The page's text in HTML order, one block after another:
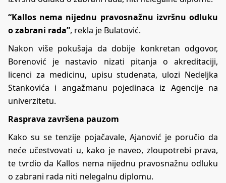
“Kallos nema nijednu pravosnažnu izvršnu odluku
o zabrani rada”, rekla je Bulatović.
Nakon više pokušaja da dobije konkretan odgovor,
Borenović je nastavio nizati pitanja o akreditaciji,
licenci za medicinu, upisu studenata, ulozi Nedeljka
Stankovića i angažmanu pojedinaca iz Agencije na
univerzitetu.
Rasprava završena pauzom
Kako su se tenzije pojačavale, Ajanović je poručio da
neće učestvovati u, kako je naveo, zloupotrebi prava,
te tvrdio da Kallos nema nijednu pravosnažnu odluku
o zabrani rada niti nelegalnu diplomu.